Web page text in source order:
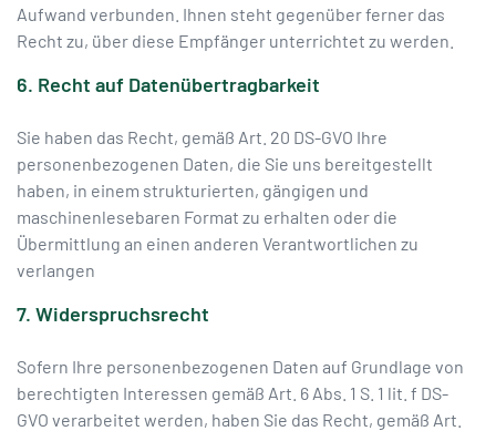
Aufwand verbunden. Ihnen steht gegenüber ferner das
Recht zu, über diese Empfänger unterrichtet zu werden.
6. Recht auf Datenübertragbarkeit
Sie haben das Recht, gemäß Art. 20 DS-GVO Ihre
personenbezogenen Daten, die Sie uns bereitgestellt
haben, in einem strukturierten, gängigen und
maschinenlesebaren Format zu erhalten oder die
Übermittlung an einen anderen Verantwortlichen zu
verlangen
7. Widerspruchsrecht
Sofern Ihre personenbezogenen Daten auf Grundlage von
berechtigten Interessen gemäß Art. 6 Abs. 1 S. 1 lit. f DS-
GVO verarbeitet werden, haben Sie das Recht, gemäß Art.